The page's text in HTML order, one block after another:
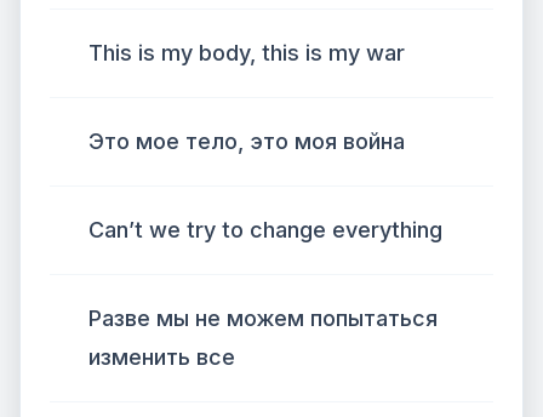
This is my body, this is my war
Это мое тело, это моя война
Can’t we try to change everything
Разве мы не можем попытаться
изменить все